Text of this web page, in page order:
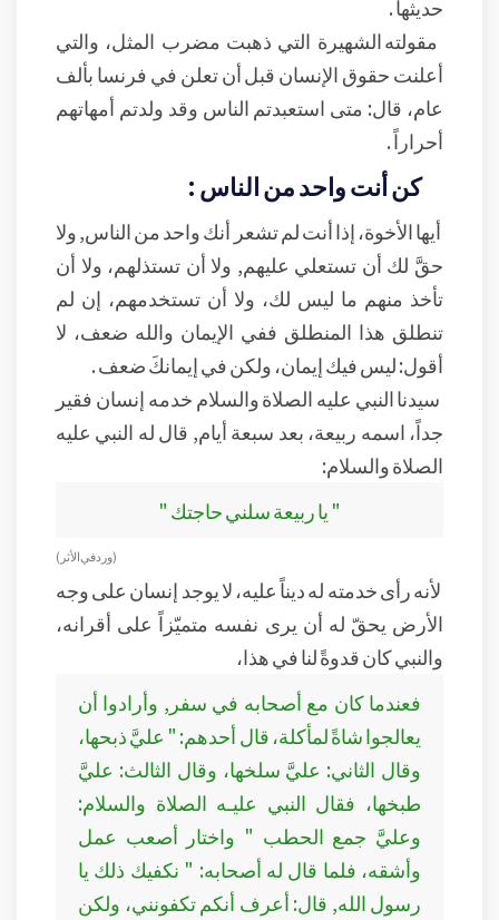
حديثها .
مقولته الشهيرة التي ذهبت مضرب المثل، والتي
أعلنت حقوق الإنسان قبل أن تعلن في فرنسا بألف
عام، قال: متى استعبدتم الناس وقد ولدتم أمهاتهم
أحراراً .
كن أنت واحد من الناس :
أيها الأخوة، إذا أنت لم تشعر أنك واحد من الناس, ولا
حقَّ لك أن تستعلي عليهم, ولا أن تستذلهم، ولا أن
تأخذ منهم ما ليس لك، ولا أن تستخدمهم، إن لم
تنطلق هذا المنطلق ففي الإيمان والله ضعف، لا
أقول: ليس فيك إيمان، ولكن في إيمانكَ ضعف .
سيدنا النبي عليه الصلاة والسلام خدمه إنسان فقير
جداً، اسمه ربيعة، بعد سبعة أيام, قال له النبي عليه
الصلاة والسلام:
" يا ربيعة سلني حاجتك "
( ورد في الأثر)
لأنه رأى خدمته له ديناً عليه، لا يوجد إنسان على وجه
الأرض يحقّ له أن يرى نفسه متميّزاً على أقرانه،
والنبي كان قدوةً لنا في هذا،
فعندما كان مع أصحابه في سفر, وأرادوا أن
يعالجوا شاةً لمأكلة، قال أحدهم: " عليَّ ذبحها،
وقال الثاني: عليَّ سلخها، وقال الثالث: عليَّ
طبخها، فقال النبي عليـه الصلاة والسلام:
وعليَّ جمع الحطب " واختار أصعب عمل
وأشقه، فلما قال له أصحابه: " نكفيك ذلك يا
رسول الله, قال: أعرف أنكم تكفونني، ولكن